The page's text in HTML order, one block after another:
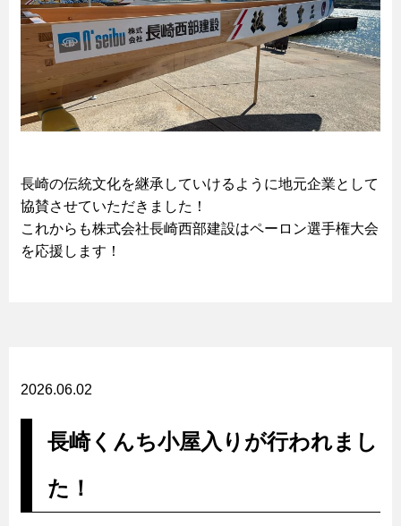
長崎の伝統文化を継承していけるように地元企業として
協賛させていただきました！
これからも株式会社長崎西部建設はペーロン選手権大会
を応援します！
2026.06.02
長崎くんち小屋入りが行われまし
た！